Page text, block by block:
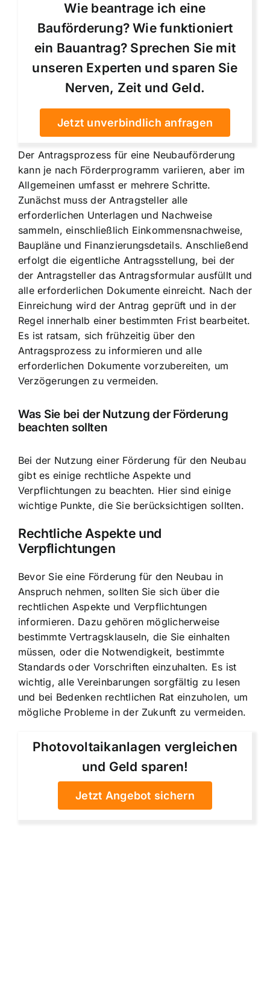
Wie beantrage ich eine
Bauförderung? Wie funktioniert
ein Bauantrag? Sprechen Sie mit
unseren Experten und sparen Sie
Nerven, Zeit und Geld.
Jetzt unverbindlich anfragen
Der Antragsprozess für eine Neubauförderung
kann je nach Förderprogramm variieren, aber im
Allgemeinen umfasst er mehrere Schritte.
Zunächst muss der Antragsteller alle
erforderlichen Unterlagen und Nachweise
sammeln, einschließlich Einkommensnachweise,
Baupläne und Finanzierungsdetails. Anschließend
erfolgt die eigentliche Antragsstellung, bei der
der Antragsteller das Antragsformular ausfüllt und
alle erforderlichen Dokumente einreicht. Nach der
Einreichung wird der Antrag geprüft und in der
Regel innerhalb einer bestimmten Frist bearbeitet.
Es ist ratsam, sich frühzeitig über den
Antragsprozess zu informieren und alle
erforderlichen Dokumente vorzubereiten, um
Verzögerungen zu vermeiden.
Was Sie bei der Nutzung der Förderung
beachten sollten
Bei der Nutzung einer Förderung für den Neubau
gibt es einige rechtliche Aspekte und
Verpflichtungen zu beachten. Hier sind einige
wichtige Punkte, die Sie berücksichtigen sollten.
Rechtliche Aspekte und
Verpflichtungen
Bevor Sie eine Förderung für den Neubau in
Anspruch nehmen, sollten Sie sich über die
rechtlichen Aspekte und Verpflichtungen
informieren. Dazu gehören möglicherweise
bestimmte Vertragsklauseln, die Sie einhalten
müssen, oder die Notwendigkeit, bestimmte
Standards oder Vorschriften einzuhalten. Es ist
wichtig, alle Vereinbarungen sorgfältig zu lesen
und bei Bedenken rechtlichen Rat einzuholen, um
mögliche Probleme in der Zukunft zu vermeiden.
Photovoltaikanlagen vergleichen
und Geld sparen!
Jetzt Angebot sichern